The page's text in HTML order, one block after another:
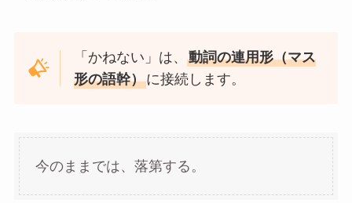
「かねない」は、動詞の連用形（マス
形の語幹）に接続します。
今のままでは、落第する。